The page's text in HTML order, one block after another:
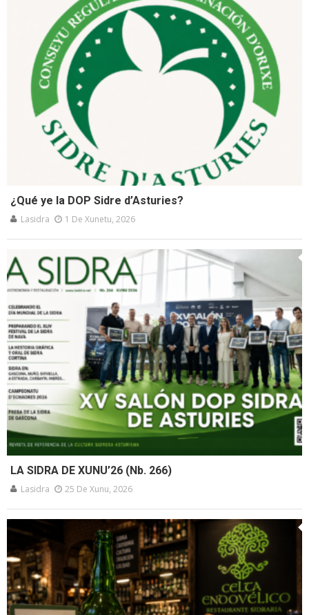
¿Qué ye la DOP Sidre d’Asturies?
Lasidra 1 De Xunetu, 2026
LA SIDRA DE XUNU’26 (Nb. 266)
Lasidra 25 De Xunu, 2026